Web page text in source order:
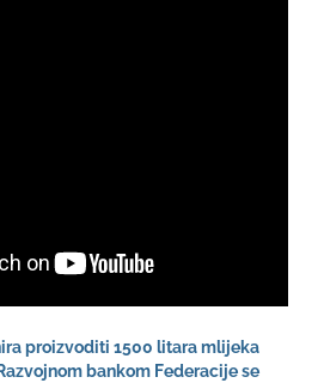
proizvoditi 1500 litara mlijeka
bankom Federacije se